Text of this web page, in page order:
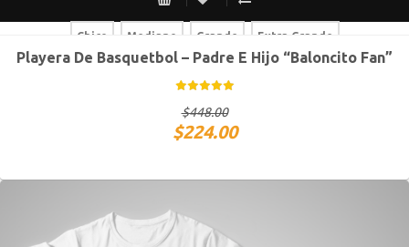
Chico Mediano Grande Extra Grande
Chico Mediano Grande Extra Grande
Playera De Basquetbol – Padre E Hijo “Baloncito Fan”
$448.00
$224.00